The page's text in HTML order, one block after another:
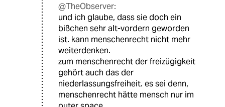
@TheObserver:
und ich glaube, dass sie doch ein
bißchen sehr alt-vordern geworden
ist. kann menschenrecht nicht mehr
weiterdenken.
zum menschenrecht der freizügigkeit
gehört auch das der
niederlassungsfreiheit. es sei denn,
menschenrecht hätte mensch nur im